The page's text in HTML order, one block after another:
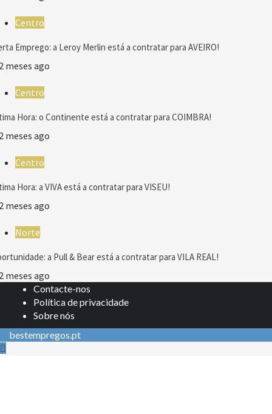
Centro
Emprego: a Leroy Merlin está a contratar para AVEIRO!
meses ago
Centro
Hora: o Continente está a contratar para COIMBRA!
meses ago
Centro
Hora: a VIVA está a contratar para VISEU!
meses ago
Norte
a Pull & Bear está a contratar para VILA REAL!
meses ago
Contacte-nos
Política de privacidade
Sobre nós
bestempregos.pt